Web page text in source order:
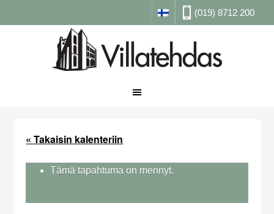
(019) 8712 200
« Takaisin kalenteriin
Tämä tapahtuma on mennyt.